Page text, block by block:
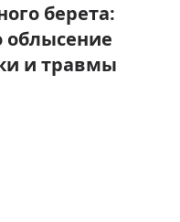
берета:
облысение
и травмы